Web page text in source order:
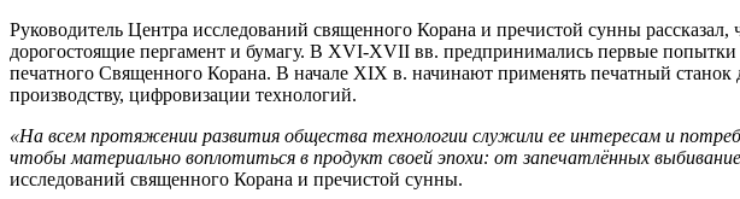
Руководитель Центра исследований священного Корана и пречистой сунны
дорогостоящие пергамент и бумагу. В XVI-XVII вв. предпринимались первые
печатного Священного Корана. В начале XIX в. начинают применять печатный
производству, цифровизации технологий.
«На всем протяжении развития общества технологии служили ее интересам и
чтобы материально воплотиться в продукт своей эпохи: от запечатлённых
исследований священного Корана и пречистой сунны.